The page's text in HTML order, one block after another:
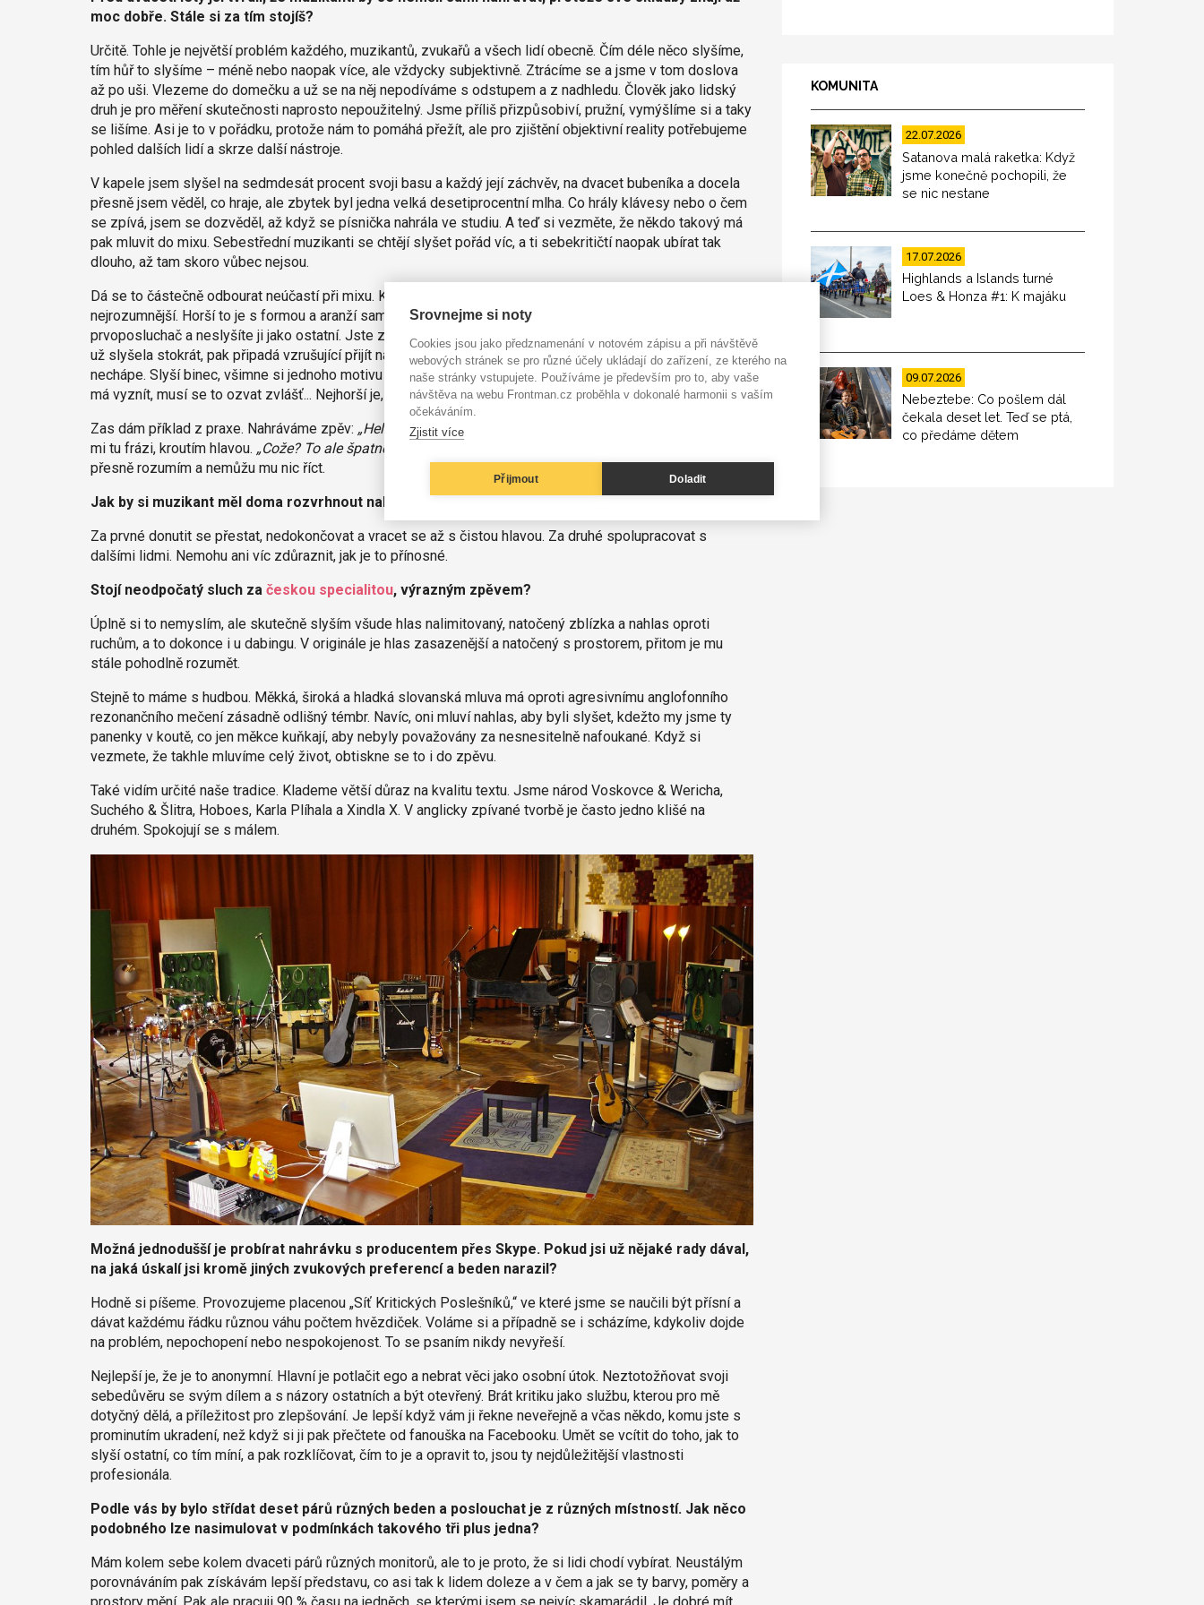
moc dobře. Stále si za tím stojíš?
Určitě. Tohle je největší problém každého, muzikantů, zvukařů a všech lidí obecně. Čím déle něco slyšíme,
tím hůř to slyšíme – méně nebo naopak více, ale vždycky subjektivně. Ztrácíme se a jsme v tom doslova
až po uši. Vlezeme do domečku a už se na něj nepodíváme s odstupem a z nadhledu. Člověk jako lidský
druh je pro měření skutečnosti naprosto nepoužitelný. Jsme příliš přizpůsobiví, pružní, vymýšlíme si a taky
se lišíme. Asi je to v pořádku, protože nám to pomáhá přežít, ale pro zjištění objektivní reality potřebujeme
pohled dalších lidí a skrze další nástroje.
V kapele jsem slyšel na sedmdesát procent svoji basu a každý její záchvěv, na dvacet bubeníka a docela
přesně jsem věděl, co hraje, ale zbytek byl jedna velká desetiprocentní mlha. Co hrály klávesy nebo o čem
se zpívá, jsem se dozvěděl, až když se písnička nahrála ve studiu. A teď si vezměte, že někdo takový má
pak mluvit do mixu. Sebestřední muzikanti se chtějí slyšet pořád víc, a ti sebekritičtí naopak ubírat tak
dlouho, až tam skoro vůbec nejsou.
Dá se to částečně odbourat neúčastí při mixu. Kapelu zastupuje kapelník, producent nebo prostě ten
nejrozumnější. Horší to je s formou a aranží samotné skladby. Jakmile jste ji slyšeli, už nejste
prvoposluchač a neslyšíte ji jako ostatní. Jste zasvěceni a opět ztrácíte soudnost. A kapele, která skladbu
už slyšela stokrát, pak připadá vzrušující přijít najednou se čtyřmi různými motivy. Jenže prvoposluchač
nechápe. Slyší binec, všimne si jednoho motivu a ostatní ignoruje. Kolikrát jsem kapely prosil, že když to
má vyznít, musí se to ozvat zvlášť... Nejhorší je, že vám nikdy neuvěří.
Zas dám příklad z praxe. Nahráváme zpěv: „Hele ‚dyť ti není rozumět. Cožeto tam vlastně zpíváš?“
mi tu frázi, kroutím hlavou. „Cože? To ale špatně vyslovuješ, milánku!“
přesně rozumím a nemůžu mu nic říct.
Jak by si muzikant měl doma rozvrhnout nahrávání, aby se chránil před autorskou slepotou?
Za prvné donutit se přestat, nedokončovat a vracet se až s čistou hlavou. Za druhé spolupracovat s
dalšími lidmi. Nemohu ani víc zdůraznit, jak je to přínosné.
Stojí neodpočatý sluch za českou specialitou, výrazným zpěvem?
Úplně si to nemyslím, ale skutečně slyším všude hlas nalimitovaný, natočený zblízka a nahlas oproti
ruchům, a to dokonce i u dabingu. V originále je hlas zasazenější a natočený s prostorem, přitom je mu
stále pohodlně rozumět.
Stejně to máme s hudbou. Měkká, široká a hladká slovanská mluva má oproti agresivnímu anglofonního
rezonančního mečení zásadně odlišný témbr. Navíc, oni mluví nahlas, aby byli slyšet, kdežto my jsme ty
panenky v koutě, co jen měkce kuňkají, aby nebyly považovány za nesnesitelně nafoukané. Když si
vezmete, že takhle mluvíme celý život, obtiskne se to i do zpěvu.
Také vidím určité naše tradice. Klademe větší důraz na kvalitu textu. Jsme národ Voskovce & Wericha,
Suchého & Šlitra, Hoboes, Karla Plíhala a Xindla X. V anglicky zpívané tvorbě je často jedno klišé na
druhém. Spokojují se s málem.
Možná jednodušší je probírat nahrávku s producentem přes Skype. Pokud jsi už nějaké rady dával,
na jaká úskalí jsi kromě jiných zvukových preferencí a beden narazil?
Hodně si píšeme. Provozujeme placenou „Síť Kritických Poslešníků,“ ve které jsme se naučili být přísní a
dávat každému řádku různou váhu počtem hvězdiček. Voláme si a případně se i scházíme, kdykoliv dojde
na problém, nepochopení nebo nespokojenost. To se psaním nikdy nevyřeší.
Nejlepší je, že je to anonymní. Hlavní je potlačit ego a nebrat věci jako osobní útok. Neztotožňovat svoji
sebedůvěru se svým dílem a s názory ostatních a být otevřený. Brát kritiku jako službu, kterou pro mě
dotyčný dělá, a příležitost pro zlepšování. Je lepší když vám ji řekne neveřejně a včas někdo, komu jste s
prominutím ukradení, než když si ji pak přečtete od fanouška na Facebooku. Umět se vcítit do toho, jak to
slyší ostatní, co tím míní, a pak rozklíčovat, čím to je a opravit to, jsou ty nejdůležitější vlastnosti
profesionála.
Podle vás by bylo střídat deset párů různých beden a poslouchat je z různých místností. Jak něco
podobného lze nasimulovat v podmínkách takového tři plus jedna?
Mám kolem sebe kolem dvaceti párů různých monitorů, ale to je proto, že si lidi chodí vybírat. Neustálým
porovnáváním pak získávám lepší představu, co asi tak k lidem doleze a v čem a jak se ty barvy, poměry a
KOMUNITA
22.07.2026
Satanova malá raketka: Když
jsme konečně pochopili, že
se nic nestane
17.07.2026
Highlands a Islands turné
Loes & Honza #1: K majáku
09.07.2026
Nebeztebe: Co pošlem dál
čekala deset let. Teď se ptá,
co předáme dětem
Srovnejme si noty
Cookies jsou jako předznamenání v notovém zápisu a při návštěvě
webových stránek se pro různé účely ukládají do zařízení, ze kterého na
naše stránky vstupujete. Používáme je především pro to, aby vaše
návštěva na webu Frontman.cz proběhla v dokonalé harmonii s vaším
očekáváním.
Zjistit více
Přijmout Doladit